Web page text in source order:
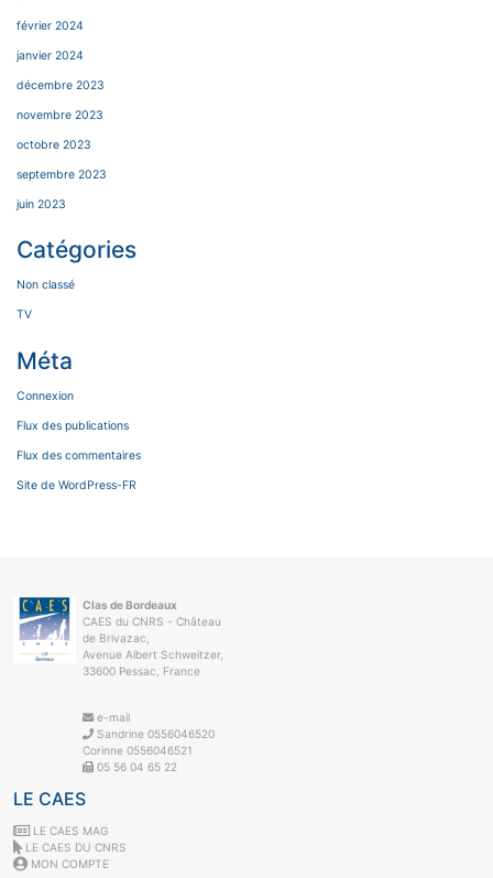
février 2024
janvier 2024
décembre 2023
novembre 2023
octobre 2023
septembre 2023
juin 2023
Catégories
Non classé
TV
Méta
Connexion
Flux des publications
Flux des commentaires
Site de WordPress-FR
Clas de Bordeaux
CAES du CNRS - Château
de Brivazac,
Avenue Albert Schweitzer,
33600 Pessac, France
e-mail
Sandrine 0556046520
Corinne 0556046521
05 56 04 65 22
LE CAES
LE CAES MAG
LE CAES DU CNRS
MON COMPTE